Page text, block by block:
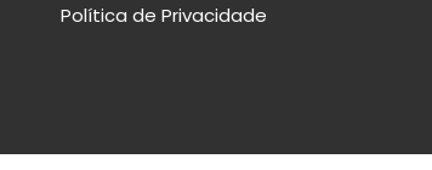
Política de Privacidade